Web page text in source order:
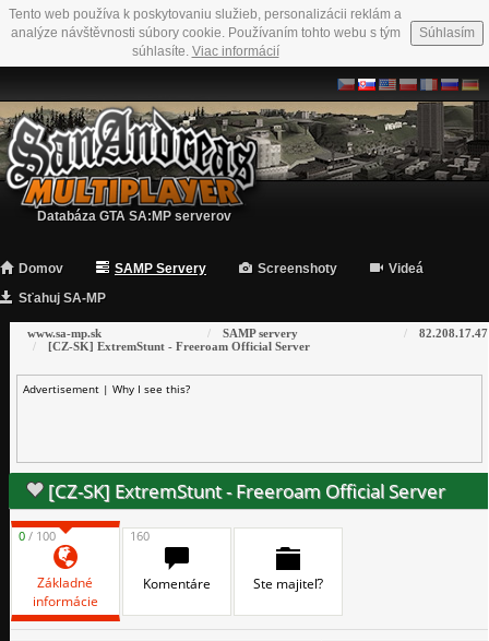
Tento web používa k poskytovaniu služieb, personalizácii reklám a
analýze návštěvnosti súbory cookie. Používaním tohto webu s tým
súhlasíte. Viac informácií
Súhlasím
Databáza GTA SA:MP serverov
Domov SAMP Servery Screenshoty
Videá
Sťahuj SA-MP
www.sa-mp.sk SAMP servery
82.208.17.47
[CZ-SK] ExtremStunt - Freeroam Official Server
Advertisement | Why I see this?
[CZ-SK] ExtremStunt - Freeroam Official Server
0/ 100
Základné
informácie
160
Komentáre Ste majiteľ?